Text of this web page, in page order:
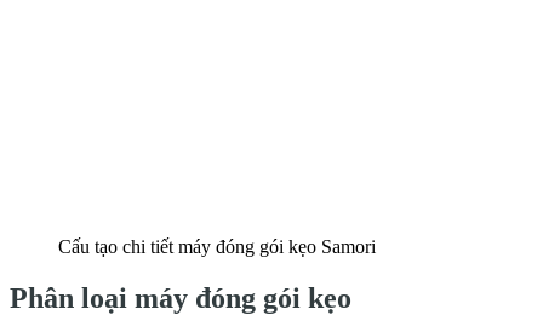
Cấu tạo chi tiết máy đóng gói kẹo Samori
Phân loại máy đóng gói kẹo